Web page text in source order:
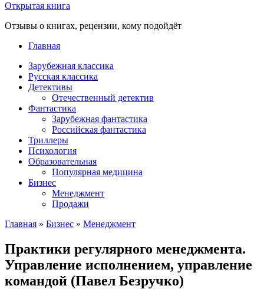
Открытая книга
Отзывы о книгах, рецензии, кому подойдёт
Главная
Зарубежная классика
Русская классика
Детективы
Отечественный детектив
Фантастика
Зарубежная фантастика
Российская фантастика
Триллеры
Психология
Образовательная
Популярная медицина
Бизнес
Менеджмент
Продажи
Главная » Бизнес » Менеджмент
Практики регулярного менеджмента.
Управление исполнением, управление
командой (Павел Безручко)